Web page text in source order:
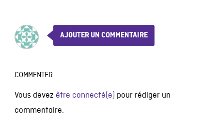
AJOUTER UN COMMENTAIRE
COMMENTER
Vous devez être connecté(e) pour rédiger un
commentaire.